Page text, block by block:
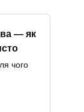
— як
чого